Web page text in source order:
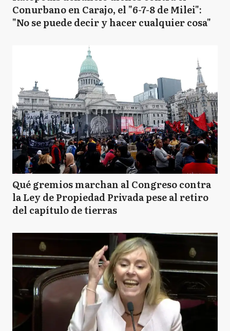
Conurbano en Carajo, el "6-7-8 de Milei":
"No se puede decir y hacer cualquier cosa"
Qué gremios marchan al Congreso contra
la Ley de Propiedad Privada pese al retiro
del capítulo de tierras